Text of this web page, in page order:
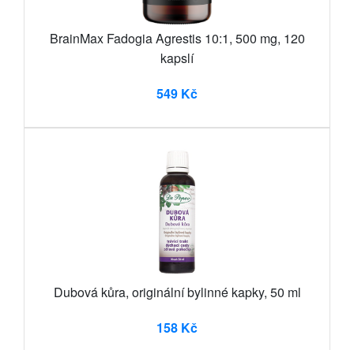
BrainMax Fadogia Agrestis 10:1, 500 mg, 120
kapslí
549 Kč
Dubová kůra, originální bylinné kapky, 50 ml
158 Kč